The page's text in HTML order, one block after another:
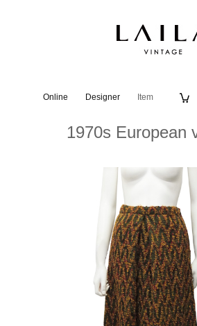
Online Designer Item
1970s European